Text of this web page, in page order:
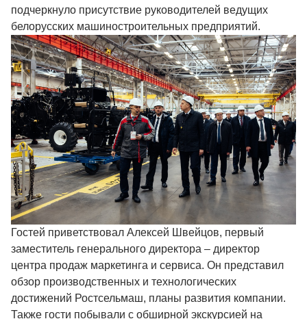
подчеркнуло присутствие руководителей ведущих
белорусских машиностроительных предприятий.
Гостей приветствовал Алексей Швейцов, первый
заместитель генерального директора – директор
центра продаж маркетинга и сервиса. Он представил
обзор производственных и технологических
достижений Ростсельмаш, планы развития компании.
Также гости побывали с обширной экскурсией на